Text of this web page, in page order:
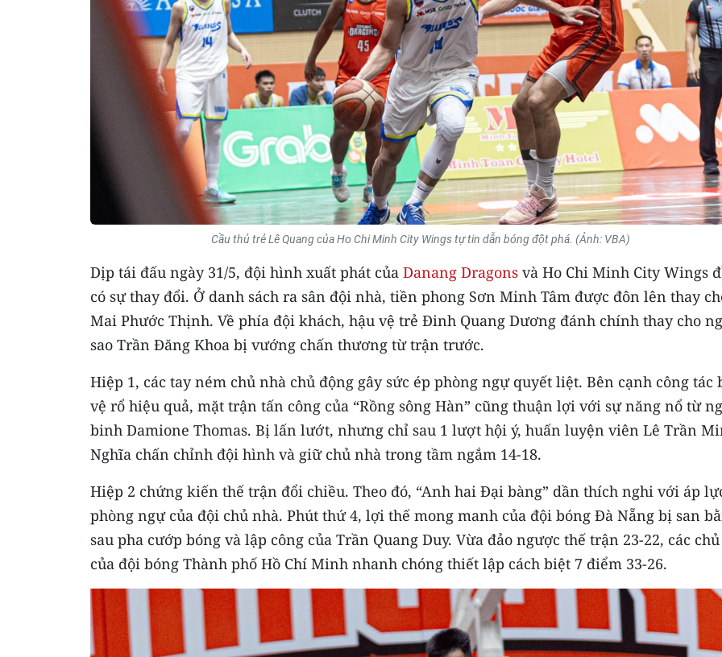
Cầu thủ trẻ Lê Quang của Ho Chi Minh City Wings tự tin dẫn bóng đột phá. (Ảnh: VBA)
Dịp tái đấu ngày 31/5, đội hình xuất phát của Danang Dragons và Ho Chi Minh City Wings
có sự thay đổi. Ở danh sách ra sân đội nhà, tiền phong Sơn Minh Tâm được đôn lên thay
Mai Phước Thịnh. Về phía đội khách, hậu vệ trẻ Đinh Quang Dương đánh chính thay cho
sao Trần Đăng Khoa bị vướng chấn thương từ trận trước.
Hiệp 1, các tay ném chủ nhà chủ động gây sức ép phòng ngự quyết liệt. Bên cạnh công tác
vệ rổ hiệu quả, mặt trận tấn công của “Rồng sông Hàn” cũng thuận lợi với sự năng nổ từ
binh Damione Thomas. Bị lấn lướt, nhưng chỉ sau 1 lượt hội ý, huấn luyện viên Lê Trần
Nghĩa chấn chỉnh đội hình và giữ chủ nhà trong tầm ngắm 14-18.
Hiệp 2 chứng kiến thế trận đổi chiều. Theo đó, “Anh hai Đại bàng” dần thích nghi với áp
phòng ngự của đội chủ nhà. Phút thứ 4, lợi thế mong manh của đội bóng Đà Nẵng bị san
sau pha cướp bóng và lập công của Trần Quang Duy. Vừa đảo ngược thế trận 23-22, các
của đội bóng Thành phố Hồ Chí Minh nhanh chóng thiết lập cách biệt 7 điểm 33-26.